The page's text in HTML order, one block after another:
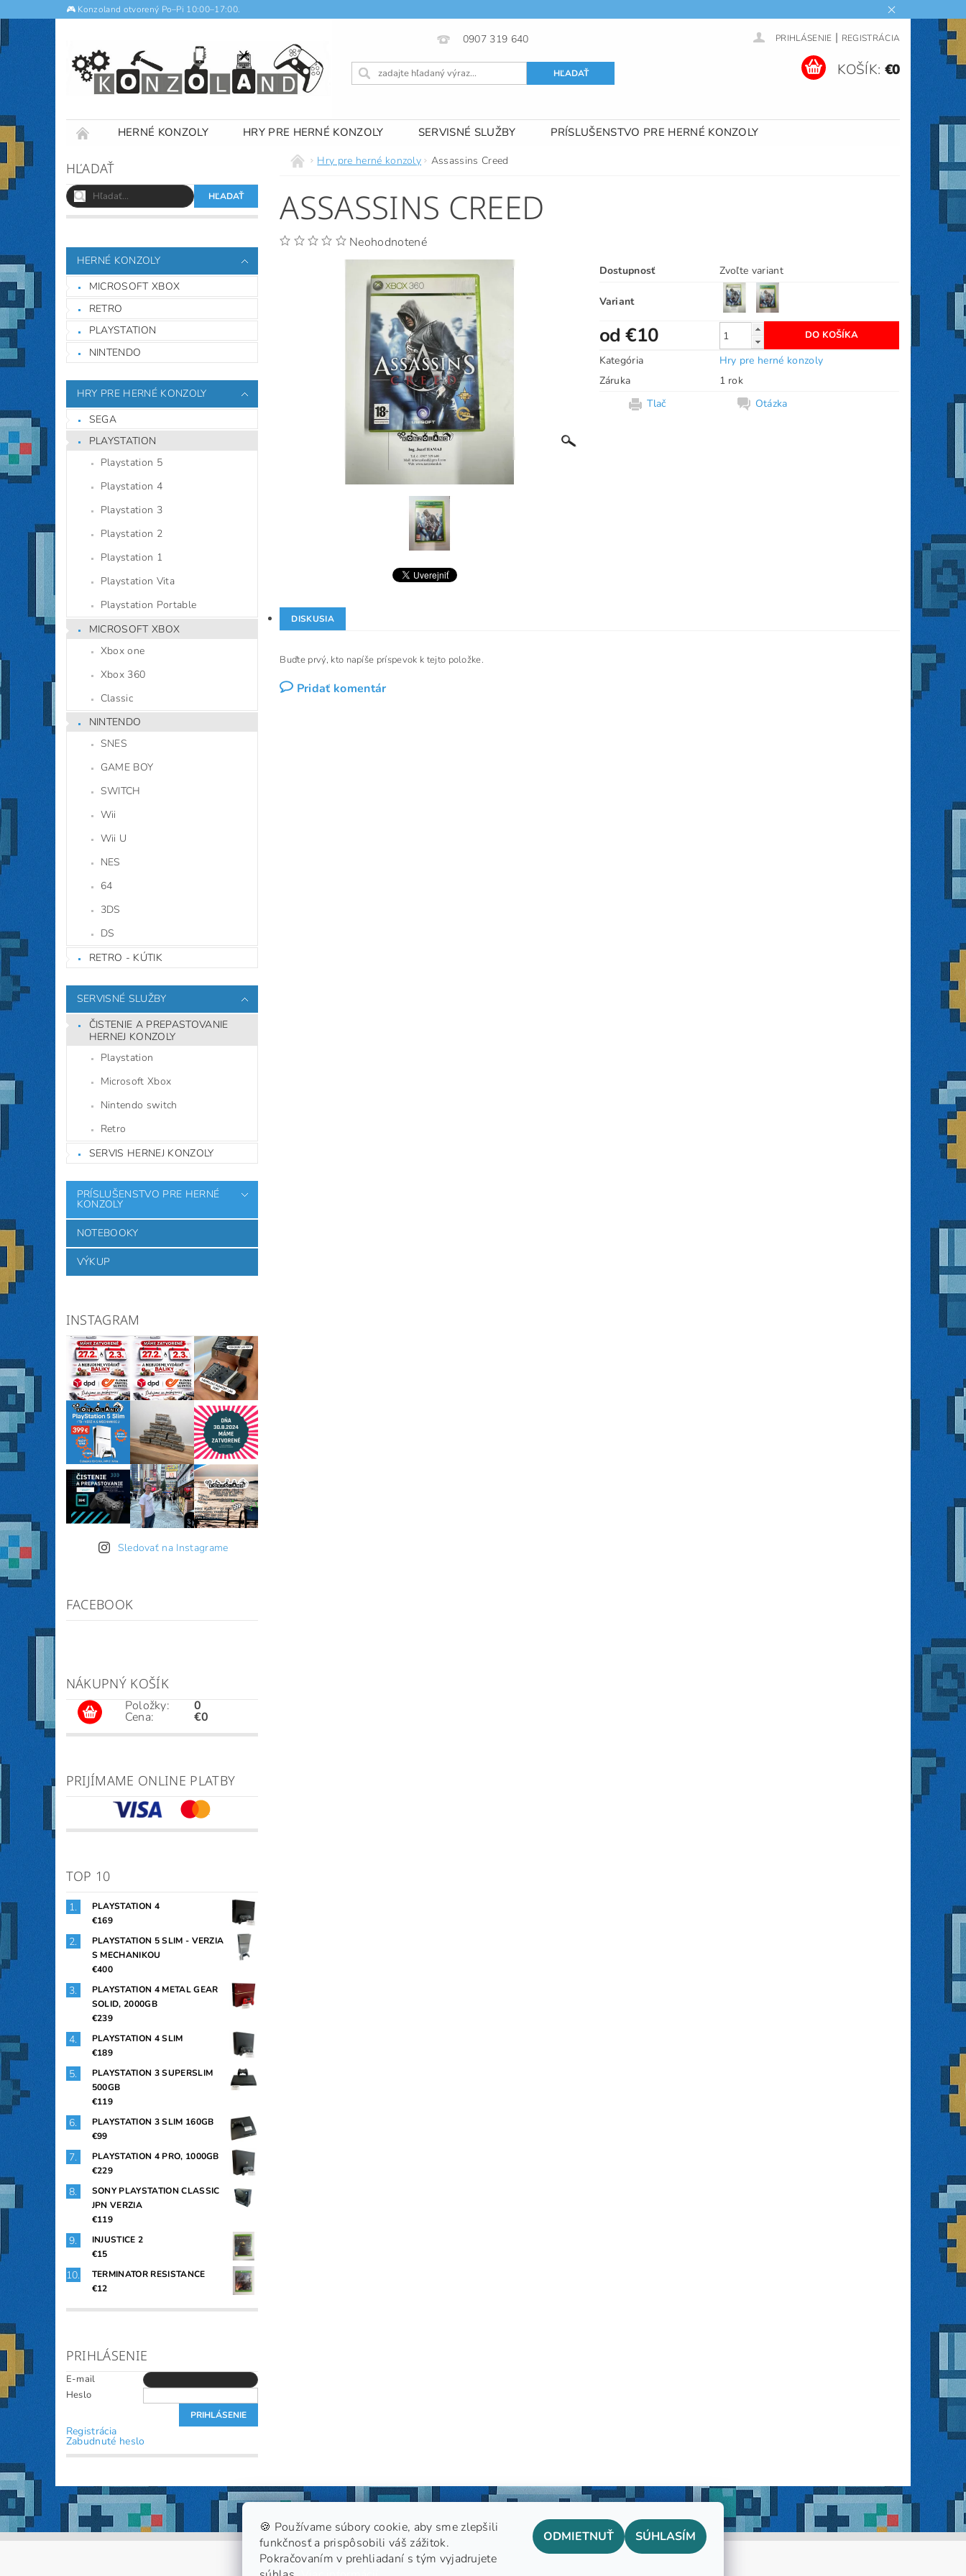
🎮 Konzoland otvorený Po–Pi 10:00–17:00.
0907 319 640 PRIHLÁSENIE | REGISTRÁCIA
KOŠÍK: €0
HERNÉ KONZOLY HRY PRE HERNÉ KONZOLY SERVISNÉ SLUŽBY
PRÍSLUŠENSTVO PRE HERNÉ KONZOLY
NOTEBOOKY
OBCHODNÉ PODMIENKY KONTAKTY
HĽADAŤ
HERNÉ KONZOLY
MICROSOFT XBOX
RETRO
PLAYSTATION
NINTENDO
HRY PRE HERNÉ KONZOLY
SEGA
PLAYSTATION
Playstation 5
Playstation 4
Playstation 3
Playstation 2
Playstation 1
Playstation Vita
Playstation Portable
MICROSOFT XBOX
Xbox one
Xbox 360
Classic
NINTENDO
SNES
GAME BOY
SWITCH
Wii
Wii U
NES
64
3DS
DS
RETRO - KÚTIK
SERVISNÉ SLUŽBY
ČISTENIE A PREPASTOVANIE
HERNEJ KONZOLY
Playstation
Microsoft Xbox
Nintendo switch
Retro
SERVIS HERNEJ KONZOLY
PRÍSLUŠENSTVO PRE HERNÉ
KONZOLY
NOTEBOOKY
VÝKUP
INSTAGRAM
Sledovať na Instagrame
FACEBOOK
NÁKUPNÝ KOŠÍK
Položky:
Cena:
0
€0
PRIJÍMAME ONLINE PLATBY
TOP 10
PLAYSTATION 4
€169
PLAYSTATION 5 SLIM - VERZIA
S MECHANIKOU
€400
PLAYSTATION 4 METAL GEAR
SOLID, 2000GB
€239
PLAYSTATION 4 SLIM
€189
PLAYSTATION 3 SUPERSLIM
500GB
€119
PLAYSTATION 3 SLIM 160GB
€99
PLAYSTATION 4 PRO, 1000GB
€229
SONY PLAYSTATION CLASSIC
JPN VERZIA
€119
INJUSTICE 2
€15
TERMINATOR RESISTANCE
€12
PRIHLÁSENIE
E-mail
Heslo
Registrácia
Zabudnuté heslo
Hry pre herné konzoly Assassins Creed
ASSASSINS CREED
Neohodnotené
Dostupnosť Zvoľte variant
Variant
od €10
Kategória
Hry pre herné konzoly
Záruka
1 rok
Tlač
Otázka
DISKUSIA
Buďte prvý, kto napíše príspevok k tejto položke.
Pridať komentár
GDPR
🍪 Používame súbory cookie, aby sme zlepšili
funkčnosť a prispôsobili váš zážitok.
Pokračovaním v prehliadaní s tým vyjadrujete
ODMIETNUŤ SÚHLASÍM